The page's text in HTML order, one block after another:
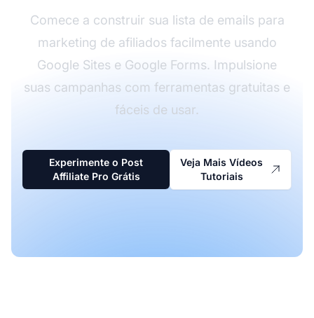
Comece a construir sua lista de emails para
marketing de afiliados facilmente usando
Google Sites e Google Forms. Impulsione
suas campanhas com ferramentas gratuitas e
fáceis de usar.
Experimente o Post
Affiliate Pro Grátis
Veja Mais Vídeos
Tutoriais